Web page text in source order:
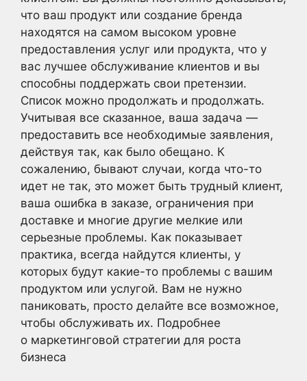
что ваш продукт или создание бренда
находятся на самом высоком уровне
предоставления услуг или продукта, что у
вас лучшее обслуживание клиентов и вы
способны поддержать свои претензии.
Список можно продолжать и продолжать.
Учитывая все сказанное, ваша задача —
предоставить все необходимые заявления,
действуя так, как было обещано. К
сожалению, бывают случаи, когда что-то
идет не так, это может быть трудный клиент,
ваша ошибка в заказе, ограничения при
доставке и многие другие мелкие или
серьезные проблемы. Как показывает
практика, всегда найдутся клиенты, у
которых будут какие-то проблемы с вашим
продуктом или услугой. Вам не нужно
паниковать, просто делайте все возможное,
чтобы обслуживать их. Подробнее
о маркетинговой стратегии для роста
бизнеса